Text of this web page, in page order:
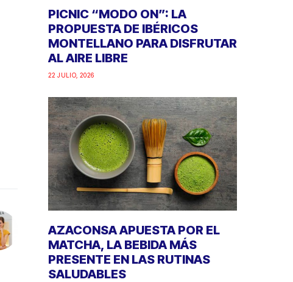
PICNIC “MODO ON”: LA
PROPUESTA DE IBÉRICOS
MONTELLANO PARA DISFRUTAR
AL AIRE LIBRE
22 JULIO, 2026
AZACONSA APUESTA POR EL
MATCHA, LA BEBIDA MÁS
PRESENTE EN LAS RUTINAS
SALUDABLES